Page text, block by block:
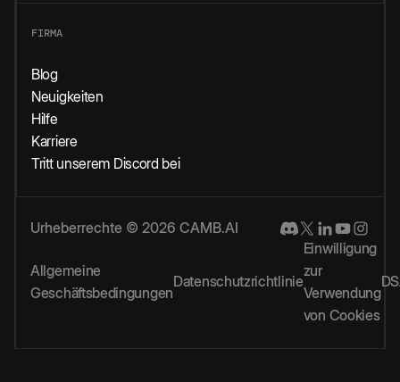
FIRMA
Blog
Neuigkeiten
Hilfe
Karriere
Tritt unserem Discord bei
Urheberrechte © 2026 CAMB.AI
Allgemeine
Geschäftsbedingungen
Datenschutzrichtlinie
Einwilligung
zur
Verwendung
von Cookies